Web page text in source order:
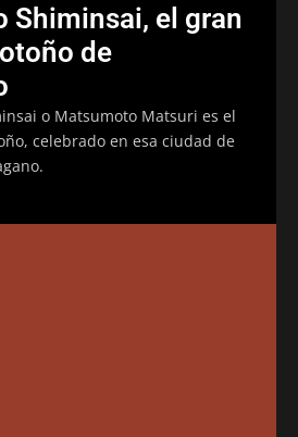
Shiminsai, el gran
de
o Matsumoto Matsuri es el
celebrado en esa ciudad de